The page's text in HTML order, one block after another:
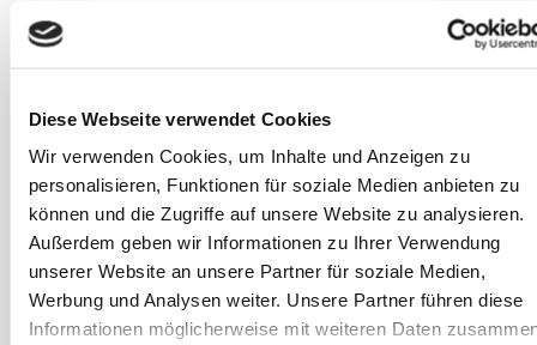
Diese Webseite verwendet Cookies
Wir verwenden Cookies, um Inhalte und Anzeigen zu
personalisieren, Funktionen für soziale Medien anbieten zu
können und die Zugriffe auf unsere Website zu analysieren.
Außerdem geben wir Informationen zu Ihrer Verwendung
unserer Website an unsere Partner für soziale Medien,
Werbung und Analysen weiter. Unsere Partner führen diese
Informationen möglicherweise mit weiteren Daten
uit welke paarden
algemene
adviezen vaak
misleidend zijn.
Artikel lezen